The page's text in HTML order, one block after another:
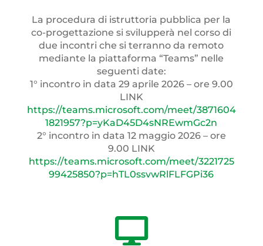
La procedura di istruttoria pubblica per la
co-progettazione si svilupperà nel corso di
due incontri che si terranno da remoto
mediante la piattaforma “Teams” nelle
seguenti date:
1° incontro in data 29 aprile 2026 – ore 9.00
LINK
https://teams.microsoft.com/meet/3871604
1821957?p=yKaD45D4sNREwmGc2n
2° incontro in data 12 maggio 2026 – ore
9.00 LINK
https://teams.microsoft.com/meet/3221725
99425850?p=hTL0ssvwRlFLFGPi36
